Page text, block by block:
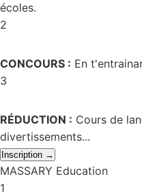
écoles.
2
CONCOURS : En
3
RÉDUCTION : Cours de
divertissements...
Inscription →
MASSARY Education
1